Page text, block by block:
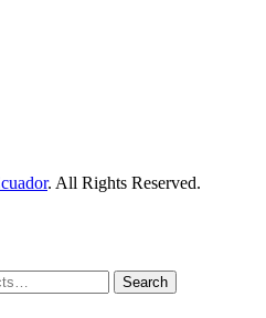
. All Rights Reserved.
Search